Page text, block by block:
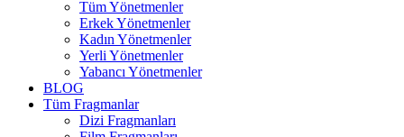
Tüm Yönetmenler
Erkek Yönetmenler
Kadın Yönetmenler
Yerli Yönetmenler
Yabancı Yönetmenler
BLOG
Tüm Fragmanlar
Dizi Fragmanları